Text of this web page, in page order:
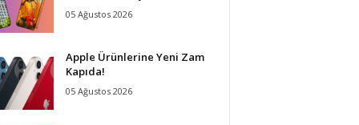
05 Ağustos 2026
Apple Ürünlerine Yeni Zam
Kapıda!
05 Ağustos 2026